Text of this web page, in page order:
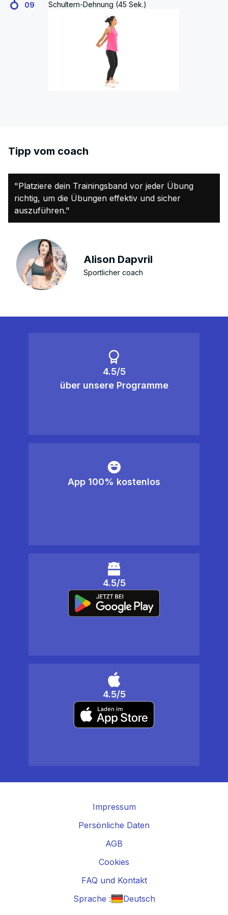
09 Schultern-Dehnung (45 Sek.)
Tipp vom coach
"Platziere dein Trainingsband vor jeder Übung
richtig, um die Übungen effektiv und sicher
auszuführen."
Alison Dapvril
Sportlicher coach
4.5/5
über unsere Programme
App 100% kostenlos
4.5/5
4.5/5
Impressum
Persönliche Daten
AGB
Cookies
FAQ und Kontakt
Sprache :
Deutsch